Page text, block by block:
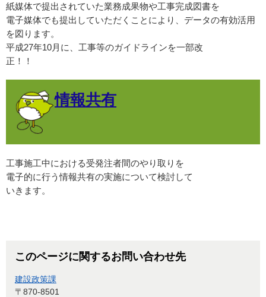
紙媒体で提出されていた業務成果物や工事完成図書を
電子媒体でも提出していただくことにより、データの有効活用
を図ります。
平成27年10月に、工事等のガイドラインを一部改
正！！
情報共有
工事施工中における受発注者間のやり取りを
電子的に行う情報共有の実施について検討して
いきます。
このページに関するお問い合わせ先
建設政策課
〒870-8501